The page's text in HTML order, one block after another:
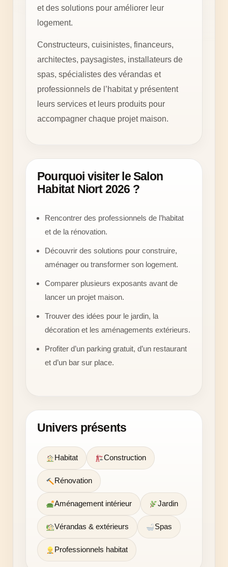
et des solutions pour améliorer leur
logement.
Constructeurs, cuisinistes, financeurs,
architectes, paysagistes, installateurs de
spas, spécialistes des vérandas et
professionnels de l’habitat y présentent
leurs services et leurs produits pour
accompagner chaque projet maison.
Pourquoi visiter le Salon
Habitat Niort 2026 ?
Rencontrer des professionnels de l’habitat
et de la rénovation.
Découvrir des solutions pour construire,
aménager ou transformer son logement.
Comparer plusieurs exposants avant de
lancer un projet maison.
Trouver des idées pour le jardin, la
décoration et les aménagements extérieurs.
Profiter d’un parking gratuit, d’un restaurant
et d’un bar sur place.
Univers présents
Habitat Construction
Rénovation
Aménagement intérieur Jardin
Vérandas & extérieurs Spas
Professionnels habitat